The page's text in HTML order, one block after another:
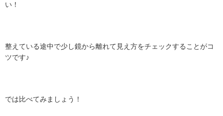
い！
整えている途中で少し鏡から離れて見え方をチェックすることがコ
ツです♪
では比べてみましょう！